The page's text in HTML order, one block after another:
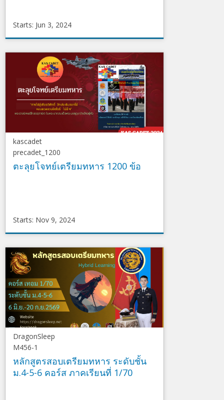
Starts: Jun 3, 2024
precadet_m1
StartsJun
2024
kascadet
precadet_1200
ตะลุยโจทย์เตรียมทหาร 1200 ข้อ
Starts: Nov 9, 2024
precadet_1200
StartsNov
9,
2024
DragonSleep
M456-1
หลักสูตรสอบเตรียมทหาร ระดับชั้น
ม.4-5-6 คอร์ส ภาคเรียนที่ 1/70